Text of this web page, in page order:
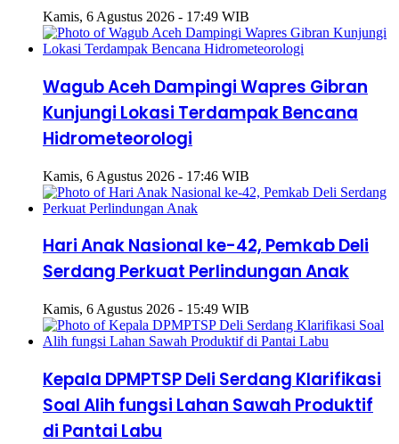
Kamis, 6 Agustus 2026 - 17:49 WIB
Wagub Aceh Dampingi Wapres Gibran
Kunjungi Lokasi Terdampak Bencana
Hidrometeorologi
Kamis, 6 Agustus 2026 - 17:46 WIB
Hari Anak Nasional ke-42, Pemkab Deli
Serdang Perkuat Perlindungan Anak
Kamis, 6 Agustus 2026 - 15:49 WIB
Kepala DPMPTSP Deli Serdang Klarifikasi
Soal Alih fungsi Lahan Sawah Produktif
di Pantai Labu